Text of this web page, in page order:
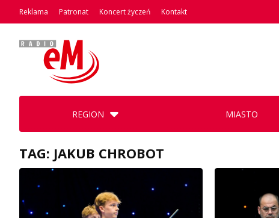
Reklama Patronat Koncert życzeń Kontakt
REGION MIASTO
TAG: JAKUB CHROBOT